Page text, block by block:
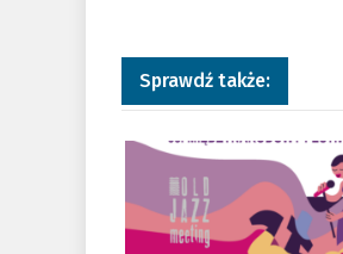
Sprawdź także:
a